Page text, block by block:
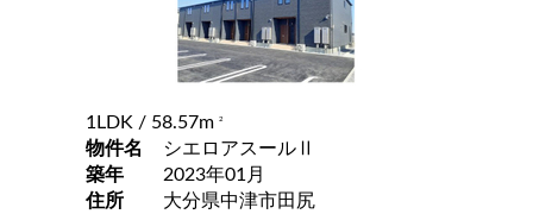
1LDK / 58.57m 2
物件名
シエロアスールⅡ
築年
2023年01月
住所
大分県中津市田尻